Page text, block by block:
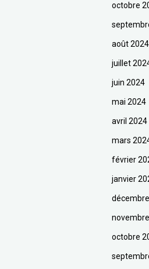
octobre
août 2024
juillet
juin 2024
mai 2024
avril 2024
mars
février
janvier
octobre